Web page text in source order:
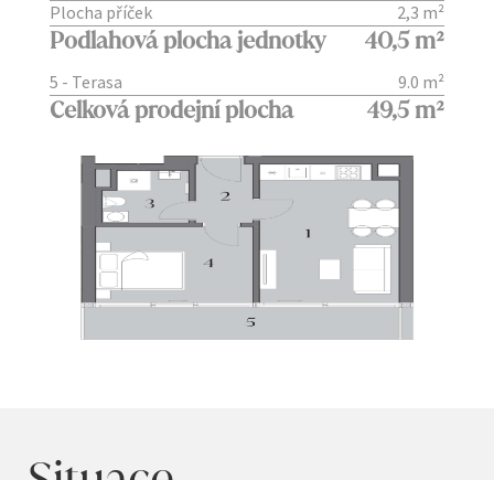
Plocha příček
2,3 m²
Podlahová plocha jednotky 40,5 m²
5 - Terasa 9.0 m²
Celková prodejní plocha 49,5 m²